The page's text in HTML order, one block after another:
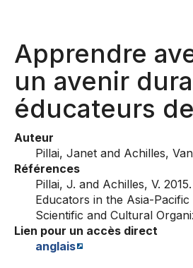
Apprendre
un avenir
éducateurs
Auteur
Pillai, Janet and Achilles,
Références
Pillai, J. and Achilles, V.
Educators in the Asia-
Scientific and Cultural
Lien pour un accès direct
anglais